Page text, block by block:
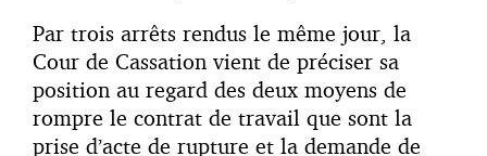
Par trois arrêts rendus le même jour, la
Cour de Cassation vient de préciser sa
position au regard des deux moyens de
rompre le contrat de travail que sont la
prise d’acte de rupture et la demande de